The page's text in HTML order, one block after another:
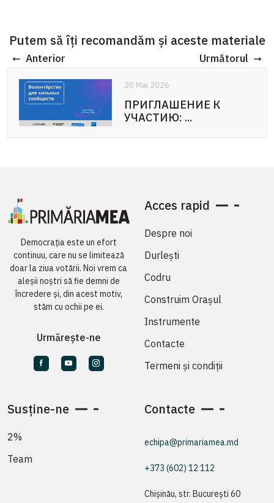
Putem să îți recomandăm și aceste materiale
Anterior Următorul
20 Mai 2026
ПРИГЛАШЕНИЕ К
УЧАСТИЮ: ...
20 Mai 2026
APEL DE PARTICIPARE:
Voluntariat pentru ...
Democrația este un efort
continuu, care nu se limitează
doar la ziua votării. Noi vrem ca
aleșii noștri să fie demni de
încredere și, din acest motiv,
stăm cu ochii pe ei.
Urmărește-ne
Acces rapid
Despre noi
Durlești
Codru
Construim Orașul
Instrumente
Contacte
Termeni și condiții
Susține-ne
2%
Team
Contacte
echipa@primariamea.md
+373 (602) 12 112
Chișinău, str. București 60